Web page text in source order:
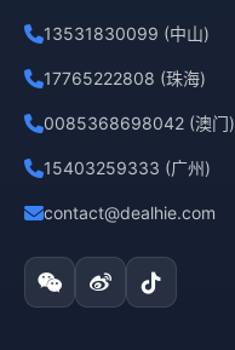
13531830099 (中山)
17765222808 (珠海)
0085368698042 (澳门)
15403259333 (广州)
contact@dealhie.com